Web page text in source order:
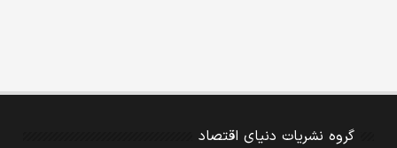
گروه نشریات دنیای اقتصاد